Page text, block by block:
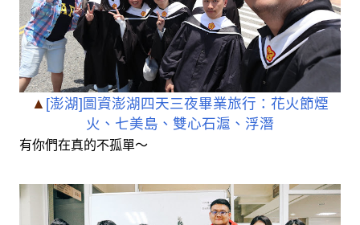
▲ [澎湖]圖資澎湖四天三夜畢業旅行：花火節煙
火、七美島、雙心石滬、浮潛
有你們在真的不孤單～